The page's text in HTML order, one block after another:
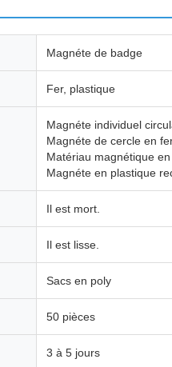
Magnéte de badge
Fer, plastique
Magnéte individuel
Magnéte de cercle en
Matériau magnétique
Magnéte en plastique
Il est mort.
Il est lisse.
Sacs en poly
50 pièces
3 à 5 jours